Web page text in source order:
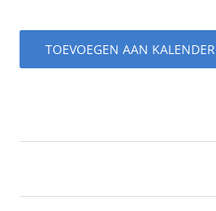
TOEVOEGEN AAN KALENDER